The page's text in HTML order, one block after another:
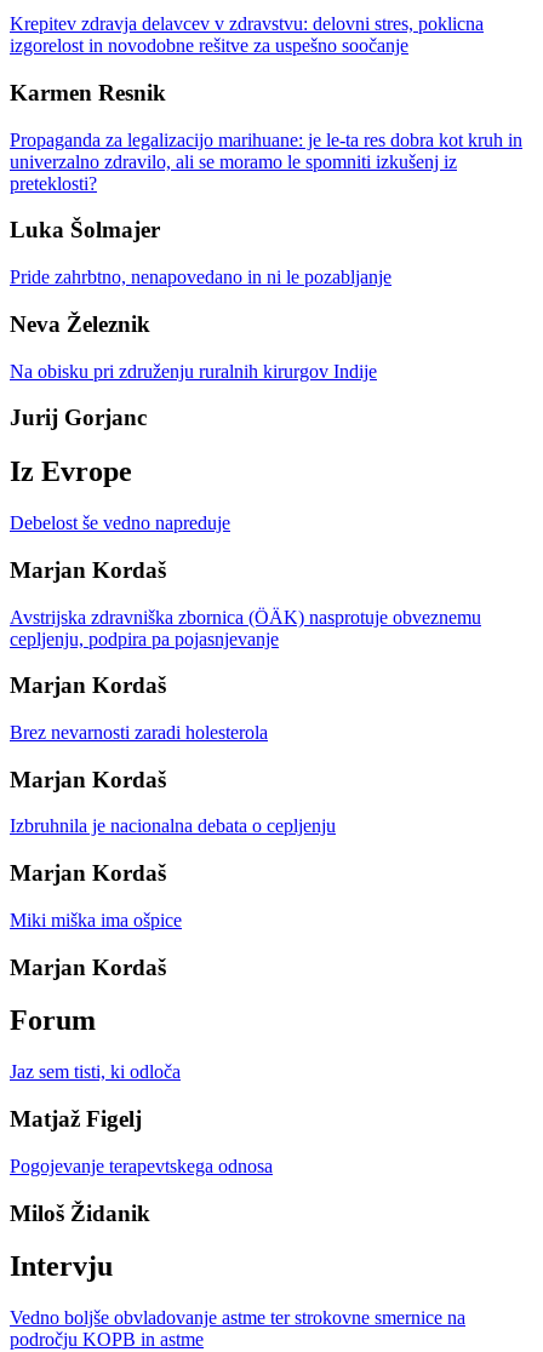
Krepitev zdravja delavcev v zdravstvu: delovni stres, poklicna
izgorelost in novodobne rešitve za uspešno soočanje
Karmen Resnik
Propaganda za legalizacijo marihuane: je le-ta res dobra kot kruh in
univerzalno zdravilo, ali se moramo le spomniti izkušenj iz
preteklosti?
Luka Šolmajer
Pride zahrbtno, nenapovedano in ni le pozabljanje
Neva Železnik
Na obisku pri združenju ruralnih kirurgov Indije
Jurij Gorjanc
Iz Evrope
Debelost še vedno napreduje
Marjan Kordaš
Avstrijska zdravniška zbornica (ÖÄK) nasprotuje obveznemu
cepljenju, podpira pa pojasnjevanje
Marjan Kordaš
Brez nevarnosti zaradi holesterola
Marjan Kordaš
Izbruhnila je nacionalna debata o cepljenju
Marjan Kordaš
Miki miška ima ošpice
Marjan Kordaš
Forum
Jaz sem tisti, ki odloča
Matjaž Figelj
Pogojevanje terapevtskega odnosa
Miloš Židanik
Intervju
Vedno boljše obvladovanje astme ter strokovne smernice na
področju KOPB in astme